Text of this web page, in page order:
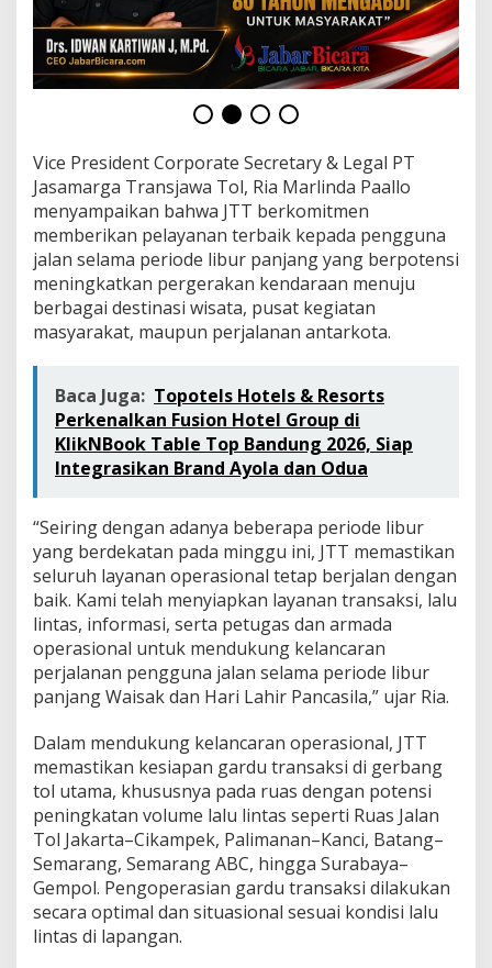
i
a
p
a
n
a
y
a
n
a
n
p
e
r
i
o
n
a
l
W
i
l
y
a
h
T
r
a
s
J
a
w
a
Vice President Corporate Secretary & Legal PT
Jasamarga Transjawa Tol, Ria Marlinda Paallo
menyampaikan bahwa JTT berkomitmen
memberikan pelayanan terbaik kepada pengguna
jalan selama periode libur panjang yang berpotensi
meningkatkan pergerakan kendaraan menuju
berbagai destinasi wisata, pusat kegiatan
masyarakat, maupun perjalanan antarkota.
Baca Juga: Topotels Hotels & Resorts
Perkenalkan Fusion Hotel Group di
KlikNBook Table Top Bandung 2026, Siap
Integrasikan Brand Ayola dan Odua
“Seiring dengan adanya beberapa periode libur
yang berdekatan pada minggu ini, JTT memastikan
seluruh layanan operasional tetap berjalan dengan
baik. Kami telah menyiapkan layanan transaksi, lalu
lintas, informasi, serta petugas dan armada
operasional untuk mendukung kelancaran
perjalanan pengguna jalan selama periode libur
panjang Waisak dan Hari Lahir Pancasila,” ujar Ria.
Dalam mendukung kelancaran operasional, JTT
memastikan kesiapan gardu transaksi di gerbang
tol utama, khususnya pada ruas dengan potensi
peningkatan volume lalu lintas seperti Ruas Jalan
Tol Jakarta–Cikampek, Palimanan–Kanci, Batang–
Semarang, Semarang ABC, hingga Surabaya–
Gempol. Pengoperasian gardu transaksi dilakukan
secara optimal dan situasional sesuai kondisi lalu
lintas di lapangan.